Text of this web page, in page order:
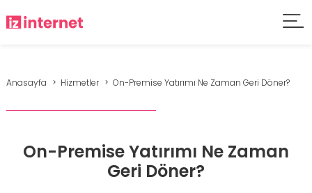
Anasayfa Hizmetler On-Premise Yatırımı Ne Zaman Geri Döner?
On-Premise Yatırımı Ne Zaman
Geri Döner?